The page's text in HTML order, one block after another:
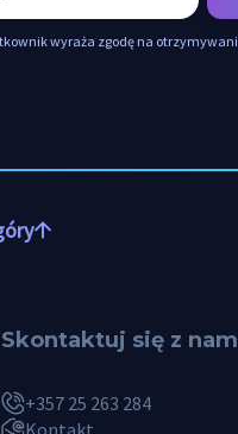
wyraża zgodę na
Skontaktuj się z
+357 25 263 284
Kontakt